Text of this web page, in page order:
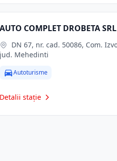
AUTO COMPLET DROBETA SRL
jud. Mehedinti
Autoturisme
Detalii stație